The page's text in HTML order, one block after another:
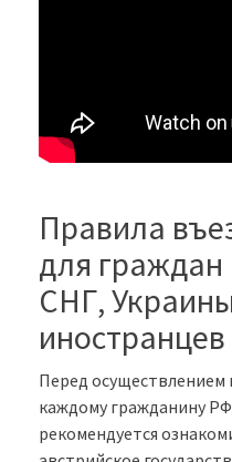
Правила
для
СНГ,
иностранцев
Перед осуществлением
каждому гражданину
рекомендуется